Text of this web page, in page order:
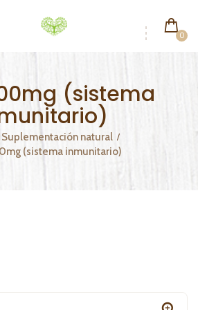
0
(sistema
Suplementación natural
(sistema inmunitario)